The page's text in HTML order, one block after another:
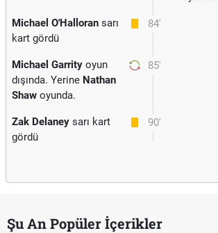
84'
Michael O'Halloran sarı
kart gördü
85'
Michael Garrity oyun
dışında. Yerine Nathan
Shaw oyunda.
90'
Zak Delaney sarı kart
gördü
Şu An Popüler İçerikler